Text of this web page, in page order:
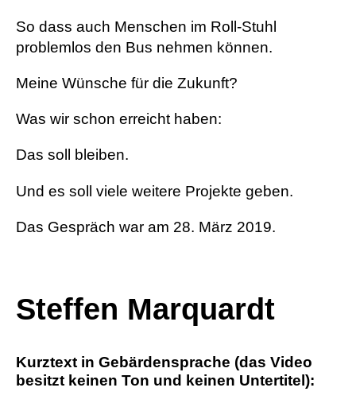
So dass auch Menschen im Roll-Stuhl
problemlos den Bus nehmen können.
Meine Wünsche für die Zukunft?
Was wir schon erreicht haben:
Das soll bleiben.
Und es soll viele weitere Projekte geben.
Das Gespräch war am 28. März 2019.
Steffen Marquardt
Kurztext in Gebärdensprache (das Video
besitzt keinen Ton und keinen Untertitel):